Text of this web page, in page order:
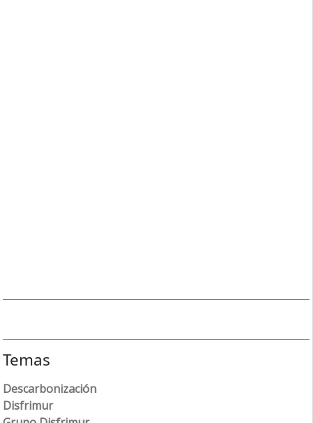
Temas
Descarbonización
Disfrimur